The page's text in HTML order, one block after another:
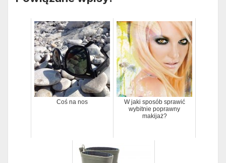
Coś na nos
W jaki sposób sprawić
wybitnie poprawny
makijaż?